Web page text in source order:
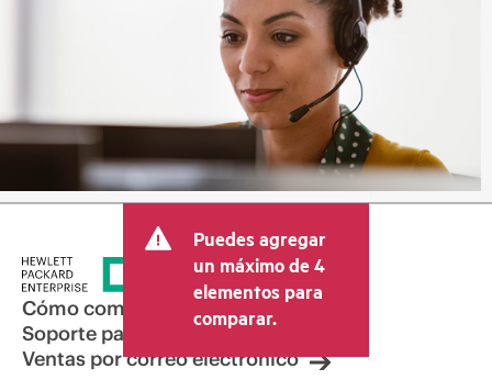
Puedes agregar
un máximo de 4
elementos para
comparar.
Cómo comprar
Soporte para productos
Ventas por correo electrónico